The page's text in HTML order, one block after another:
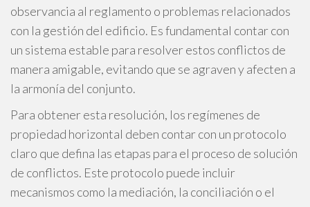
observancia al reglamento o problemas relacionados
con la gestión del edificio. Es fundamental contar con
un sistema estable para resolver estos conflictos de
manera amigable, evitando que se agraven y afecten a
la armonía del conjunto.
Para obtener esta resolución, los regímenes de
propiedad horizontal deben contar con un protocolo
claro que defina las etapas para el proceso de solución
de conflictos. Este protocolo puede incluir
mecanismos como la mediación, la conciliación o el